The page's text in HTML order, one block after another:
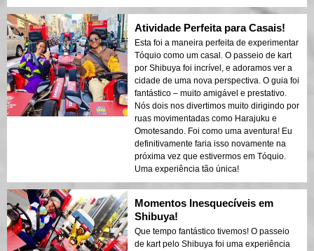
Atividade Perfeita para Casais!
Esta foi a maneira perfeita de experimentar
Tóquio como um casal. O passeio de kart
por Shibuya foi incrível, e adoramos ver a
cidade de uma nova perspectiva. O guia foi
fantástico – muito amigável e prestativo.
Nós dois nos divertimos muito dirigindo por
ruas movimentadas como Harajuku e
Omotesando. Foi como uma aventura! Eu
definitivamente faria isso novamente na
próxima vez que estivermos em Tóquio.
Uma experiência tão única!
Momentos Inesquecíveis em
Shibuya!
Que tempo fantástico tivemos! O passeio
de kart pelo Shibuya foi uma experiência